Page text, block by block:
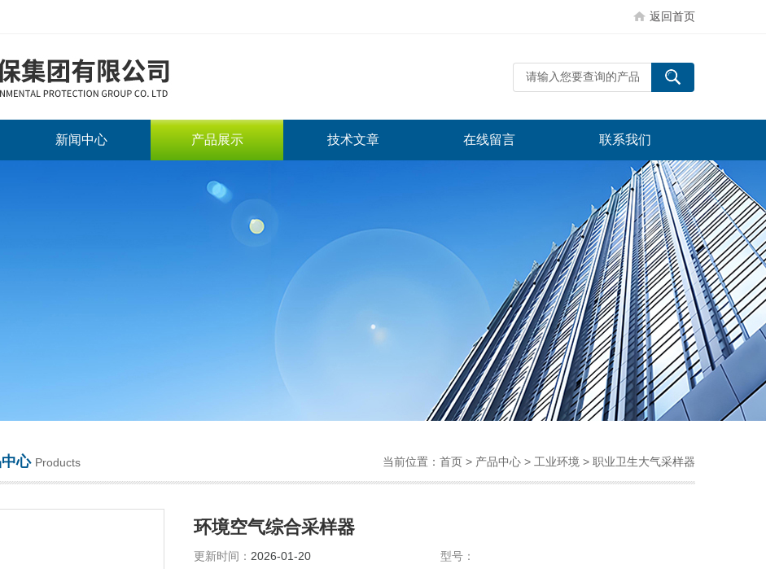
返回首页
新闻中心 产品展示 技术文章 在线留言 联系我们
心 Products 当前位置： 首页 > 产品中心 > 工业环境 > 职业卫生大气采样器
环境空气综合采样器
更新时间： 2026-01-20
型号：